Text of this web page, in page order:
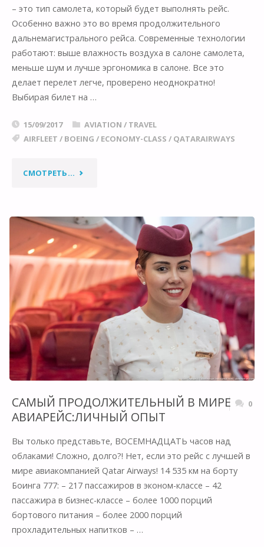
– это тип самолета, который будет выполнять рейс.
Особенно важно это во время продолжительного
дальнемагистрального рейса. Современные технологии
работают: выше влажность воздуха в салоне самолета,
меньше шум и лучше эргономика в салоне. Все это
делает перелет легче, проверено неоднократно!
Выбирая билет на …
15/09/2017 AVIATION / TRAVEL
AIRFLEET / BOEING / ECONOMY-CLASS / QATARAIRWAYS
СМОТРЕТЬ... "КОВЕР-
ДРИМЛАЙНЕР
QATAR
AIRWAYS."
САМЫЙ ПРОДОЛЖИТЕЛЬНЫЙ В МИРЕ
АВИАРЕЙС:ЛИЧНЫЙ ОПЫТ
0
Вы только представьте, ВОСЕМНАДЦАТЬ часов над
облаками! Сложно, долго?! Нет, если это рейс с лучшей в
мире авиакомпанией Qatar Airways! 14 535 км на борту
Боинга 777: – 217 пассажиров в эконом-классе – 42
пассажира в бизнес-классе – более 1000 порций
бортового питания – более 2000 порций
прохладительных напитков – …